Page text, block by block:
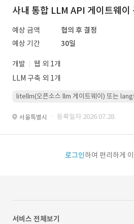
사내 통합 LLM API 게이트웨이
예상 금액
협의 후 결정
예상 기간
30일
개발
웹 외 1개
LLM 구축 외 1개
litellm(오픈소스 llm 게이트웨이) 또는
서울특별시 · 등록일자 2026.07.28.
로그인하여 편리하게
서비스 전체보기